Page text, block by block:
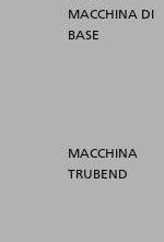
MACCHINA DI
BASE
MACCHINA
TRUBEND